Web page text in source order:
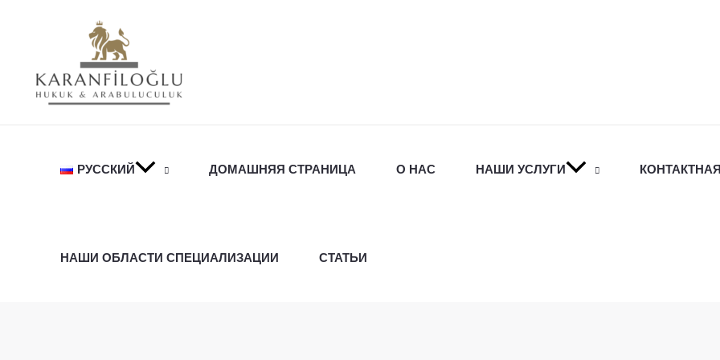
РУССКИЙ ДОМАШНЯЯ СТРАНИЦА О НАС НАШИ УСЛУГИ
НАШИ ОБЛАСТИ СПЕЦИАЛИЗАЦИИ СТАТЬИ